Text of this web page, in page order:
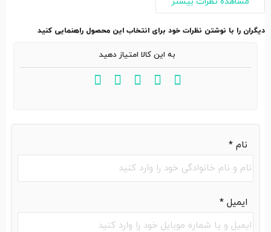
دیگران را با نوشتن نظرات خود برای انتخاب این محصول راهنمایی کنید
نام *
ایمیل *
به این کالا امتیاز دهید